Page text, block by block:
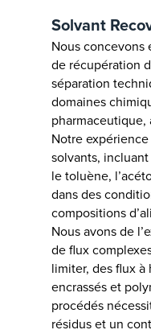
Solvant
Nous concevons
de récupération
séparation
domaines
Notre
solvants, incluant
le toluène,
dans des
compositions
Nous avons de
de flux
limiter, des flux
encrassés et
procédés
résidus et un